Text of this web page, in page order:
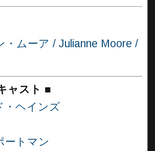
・ムーア / Julianne Moore /
ャスト ■
・ヘインズ
ートマン